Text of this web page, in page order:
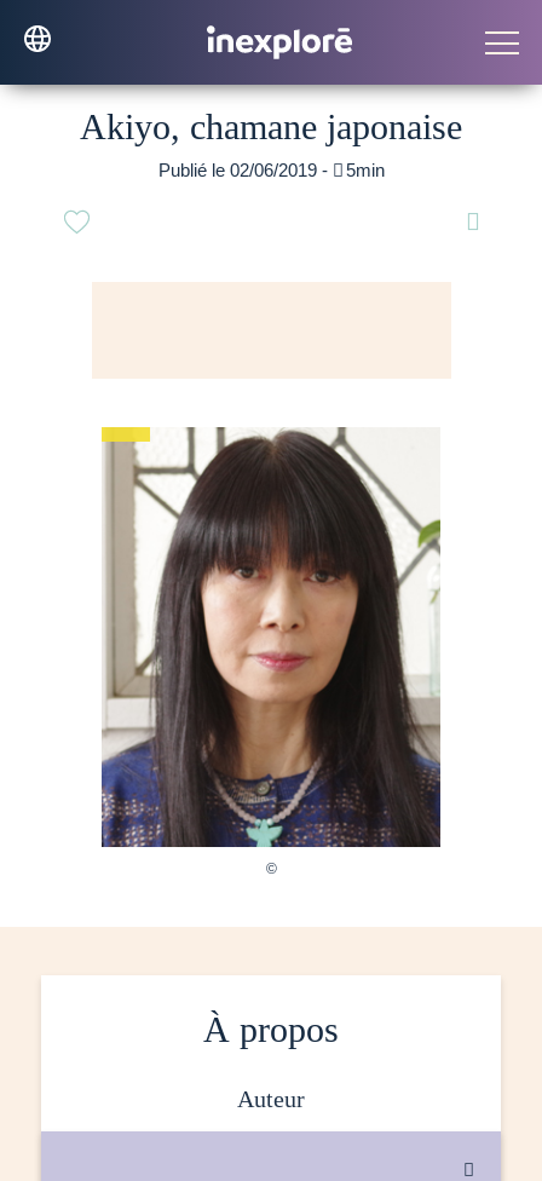
Akiyo, chamane japonaise
Publié le 02/06/2019 - 5min

À propos
auteur
